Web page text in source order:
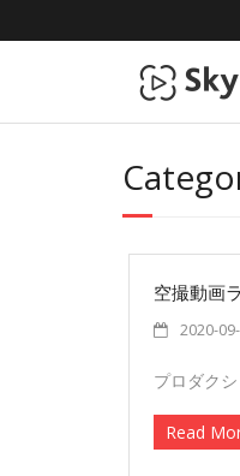
空撮動画
2020-
プロダク
Read